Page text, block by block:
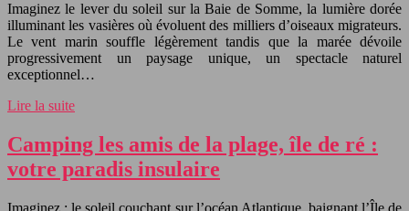
Imaginez le lever du soleil sur la Baie de Somme, la lumière dorée
illuminant les vasières où évoluent des milliers d’oiseaux migrateurs.
Le vent marin souffle légèrement tandis que la marée dévoile
progressivement un paysage unique, un spectacle naturel
exceptionnel…
Lire la suite
Camping les amis de la plage, île de ré :
votre paradis insulaire